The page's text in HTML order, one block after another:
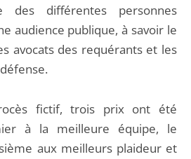
des différentes personnes
audience publique, à savoir le
avocats des requérants et les
fictif, trois prix ont été
à la meilleure équipe, le
aux meilleurs plaideur et